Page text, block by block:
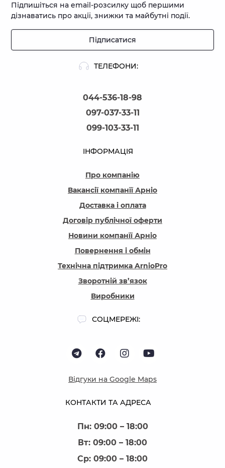
ТЕЛЕФОНИ:
044-536-18-98
097-037-33-11
099-103-33-11
Підпишіться на email-розсилку щоб першими
дізнаватись про акції, знижки та майбутні події.
Підписатися
КОНТАКТИ ТА АДРЕСА
Пн: 09:00 – 18:00
Вт: 09:00 – 18:00
Ср: 09:00 – 18:00
ІНФОРМАЦІЯ
Про компанію
Вакансії компанїї Арніо
Доставка і оплата
Договір публічної оферти
Новини компанїї Арніо
Повернення і обмін
Технічна підтримка ArnioPro
Зворотній зв’язок
Виробники
СОЦМЕРЕЖІ:
Відгуки на Google Maps